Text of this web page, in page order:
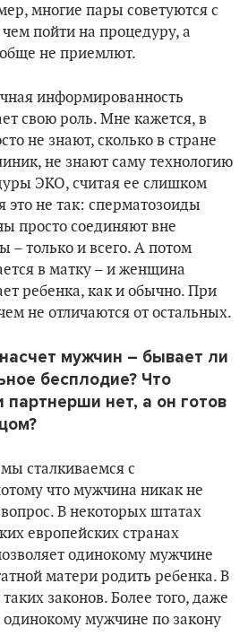
многие пары советуются с
пойти на процедуру, а
не приемлют.
информированность
свою роль. Мне кажется, в
не знают, сколько в стране
не знают саму технологию
ЭКО, считая ее слишком
это не так: сперматозоиды
просто соединяют вне
только и всего. А потом
в матку – и женщина
ребенка, как и обычно. При
не отличаются от остальных.
мужчин – бывает ли
бесплодие? Что
партнерши нет, а он готов
сталкиваемся с
что мужчина никак не
В некоторых штатах
европейских странах
одинокому мужчине
матери родить ребенка. В
законов. Более того, даже
мужчине по закону